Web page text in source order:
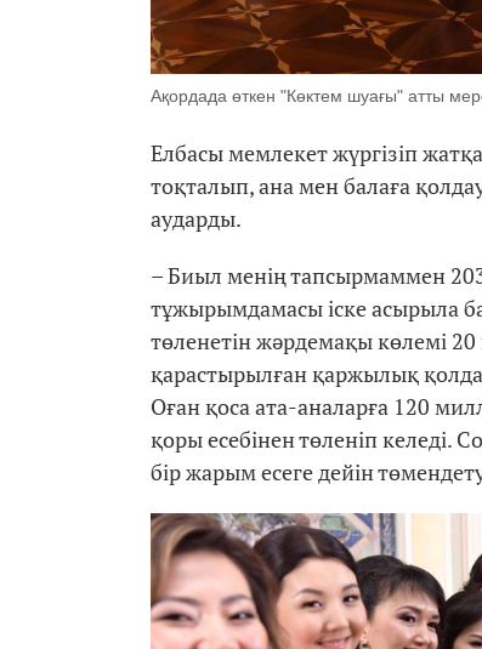
Ақордада өткен "Көктем шуағы" атты
Елбасы мемлекет жүргізіп
тоқталып, ана мен балаға
аударды.
– Биыл менің тапсырмаммен
тұжырымдамасы іске асырыла
төленетін жәрдемақы көлемі
қарастырылған қаржылық
Оған қоса ата-аналарға 120
қоры есебінен төленіп келеді.
бір жарым есеге дейін